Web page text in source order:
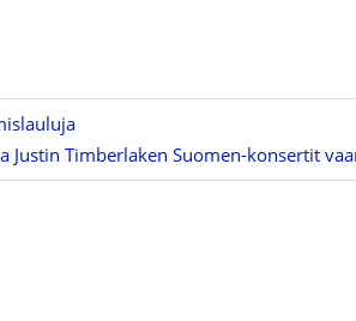
Justin Timberlaken Suomen-konsertit